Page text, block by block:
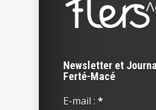
Newsletter et
Ferté-Macé
E-mail : *